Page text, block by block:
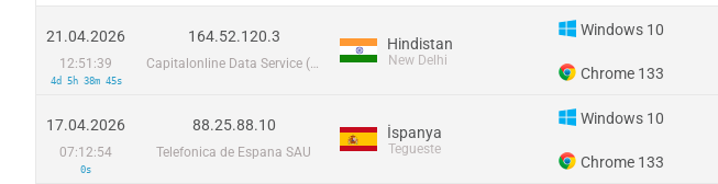
21.04.2026
12:51:39
4d 5h 38m 45s
164.52.120.3
Capitalonline Data Service (HK) Co
Hindistan
New Delhi
Windows 10
Chrome 133
17.04.2026
07:12:54
0s
88.25.88.10
Telefonica de Espana SAU
İspanya
Tegueste
Windows 10
Chrome 133